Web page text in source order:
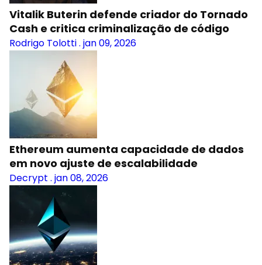
Vitalik Buterin defende criador do Tornado
Cash e critica criminalização de código
Rodrigo Tolotti. jan 09, 2026
Ethereum aumenta capacidade de dados
em novo ajuste de escalabilidade
Decrypt . jan 08, 2026